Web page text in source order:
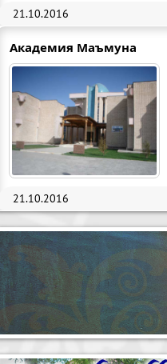
21.10.2016
Академия Маъмуна
21.10.2016